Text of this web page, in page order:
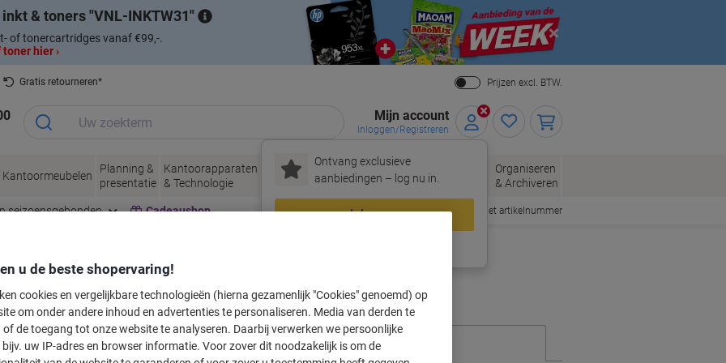
inkt & toners VNL-INKTW31
of tonercartridges vanaf €99,-.
hier ›
Close
Gratis retourneren*
Prijzen excl. BTW.
Mijn account
Inloggen/Registreren
Ontvang exclusieve
aanbiedingen – log nu in.
Inloggen
Kantoormeubelen
Planning &
presentatie
Kantoorapparaten
& Technologie
Inkt &
Toner
Papier, Enveloppen
& Verpakken
Kantoorartikelen
Organiseren
& Archiveren
seizoensgebonden Cadeaushop Snel bestellen met artikelnummer
voor uw printer
Kies merk, reeks en model uit de opties hieronder
u de beste shopervaring!
cookies en vergelijkbare technologieën (hierna gezamenlijk "Cookies" genoemd) op
om onder andere inhoud en advertenties te personaliseren. Media van derden te
of de toegang tot onze website te analyseren. Daarbij verwerken we persoonlijke
bijv. uw IP-adres en browser informatie. Voor zover dit noodzakelijk is om de